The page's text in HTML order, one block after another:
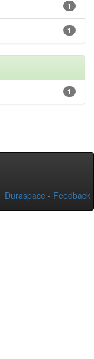
1
1
1
Duraspace - Feedback